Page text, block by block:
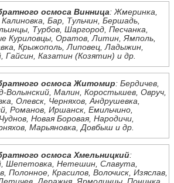
осмоса Винница: Жмеринка,
Бар, Тульчин, Бершадь,
Турбов, Шаргород, Песчанка,
Куриловцы, Оратов, Литин, Ямполь,
Крыжополь, Липовец, Ладыжин,
Гайсин, Казатин (Козятин) и др.
осмоса Житомир: Бердичев,
Волынский, Малин, Коростышев, Овруч,
Олевск, Черняхов, Андрушевка,
Романов, Иршанск, Емильчино,
Новая Боровая, Народичи,
Марьяновка, Довбыш и др.
осмоса Хмельницкий:
Шепетовка, Нетешин, Славута,
Полонное, Красилов, Волочиск, Изяслав,